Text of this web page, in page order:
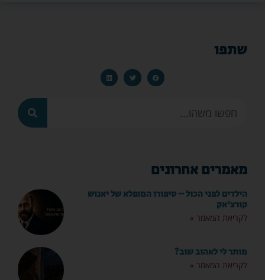
שתפו
מאמרים אחרונים
הילדים לפני הכול – סיפורו המופלא של יאנוש
קורצ'אק
לקריאת המאמר »
מותר לי לאהוב שוב?
לקריאת המאמר »